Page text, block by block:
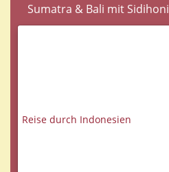
Sumatra & Bali mit Sidihoni
Reise durch Indonesien